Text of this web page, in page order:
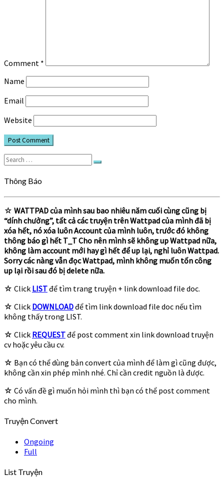
Comment *
Name
Email
Website
Search
for:
Search
Thông Báo
☆ WATTPAD của mình sau bao nhiêu năm cuối cùng cũng bị
“dính chưởng”, tất cả các truyện trên Wattpad của mình đã bị
xóa hết, nó xóa luôn Account của mình luôn, trước đó không
thông báo gì hết T_T Cho nên mình sẽ không up Wattpad nữa,
không làm account mới hay gì hết để up lại, nghỉ luôn Wattpad.
Sorry các nàng vẫn đọc Wattpad, mình không muốn tốn công
up lại rồi sau đó bị delete nữa.
☆ Click LISTđể tìm trang truyện + link download file doc.
☆ Click DOWNLOADđể tìm link download file doc nếu tìm
không thấy trong LIST.
☆ Click REQUESTđể post comment xin link download truyện
cv hoặc yêu cầu cv.
☆ Bạn có thể dùng bản convert của mình để làm gì cũng được,
không cần xin phép mình nhé. Chỉ cần credit nguồn là được.
☆ Có vấn đề gì muốn hỏi mình thì bạn có thể post comment
cho mình.
Truyện Convert
Ongoing
Full
List Truyện